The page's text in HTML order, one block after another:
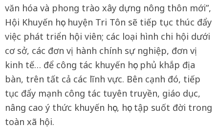
văn hóa và phong trào xây dựng nông thôn mới”,
Hội Khuyến học huyện Tri Tôn sẽ tiếp tục thúc đẩy
việc phát triển hội viên; các loại hình chi hội dưới
cơ sở, các đơn vị hành chính sự nghiệp, đơn vị
kinh tế… để công tác khuyến học phủ khắp địa
bàn, trên tất cả các lĩnh vực. Bên cạnh đó, tiếp
tục đẩy mạnh công tác tuyên truyền, giáo dục,
nâng cao ý thức khuyến học, học tập suốt đời trong
toàn xã hội.